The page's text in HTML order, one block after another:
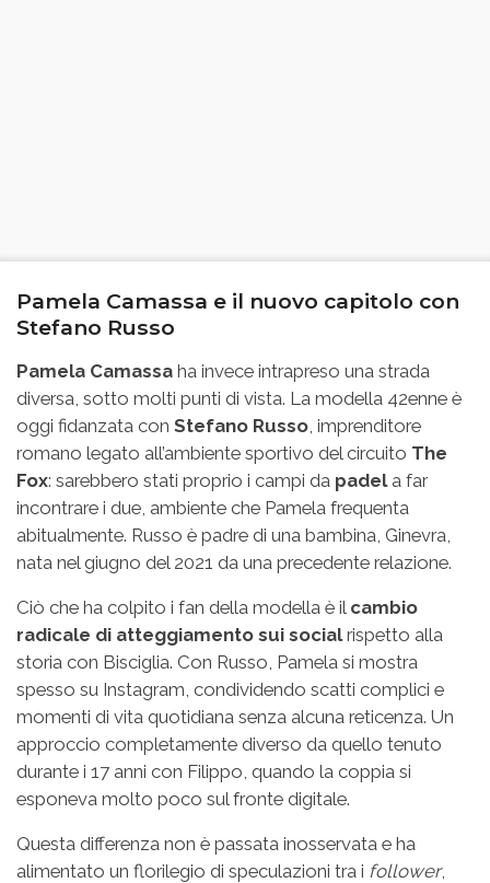
Pamela Camassa e il nuovo capitolo con
Stefano Russo
Pamela Camassa ha invece intrapreso una strada
diversa, sotto molti punti di vista. La modella 42enne è
oggi fidanzata con Stefano Russo , imprenditore
romano legato all’ambiente sportivo del circuito The
Fox: sarebbero stati proprio i campi da padela far
incontrare i due, ambiente che Pamela frequenta
abitualmente. Russo è padre di una bambina, Ginevra,
nata nel giugno del 2021 da una precedente relazione.
Ciò che ha colpito i fan della modella è il cambio
radicale di atteggiamento sui socialrispetto alla
storia con Bisciglia. Con Russo, Pamela si mostra
spesso su Instagram, condividendo scatti complici e
momenti di vita quotidiana senza alcuna reticenza. Un
approccio completamente diverso da quello tenuto
durante i 17 anni con Filippo, quando la coppia si
esponeva molto poco sul fronte digitale.
Questa differenza non è passata inosservata e ha
alimentato un florilegio di speculazioni tra i follower,